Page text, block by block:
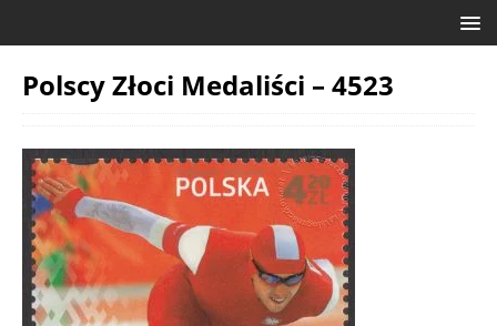
Polscy Złoci Medaliści – 4523